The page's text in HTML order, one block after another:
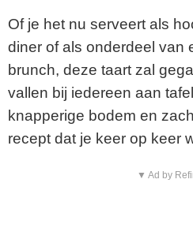
Of je het nu serveert als
diner of als onderdeel van
brunch, deze taart zal
vallen bij iedereen aan
knapperige bodem en
recept dat je keer op keer
▼ Ad by